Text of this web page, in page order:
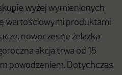
wyżej wymienionych
wartościowymi produktami
nowoczesne żelazka
akcja trwa od 15
powodzeniem. Dotychczas